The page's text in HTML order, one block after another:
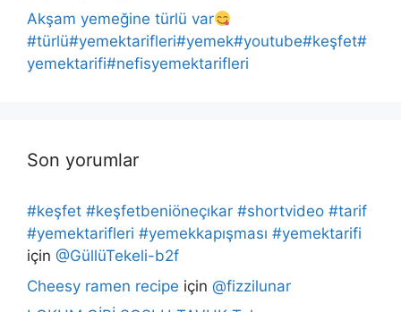
Akşam yemeğine türlü var
#türlü#yemektarifleri#yemek#youtube#keşfet#
yemektarifi#nefisyemektarifleri
Son yorumlar
#keşfet #keşfetbeniöneçıkar #shortvideo #tarif
#yemektarifleri #yemekkapışması #yemektarifi
için @GüllüTekeli-b2f
Cheesy ramen recipe için @fizzilunar